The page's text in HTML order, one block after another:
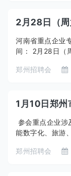
河南省重点企
间： 2月28日
郑州招聘会
1月10日郑州
参会重点企业涉
能数字化、旅游
郑州招聘会